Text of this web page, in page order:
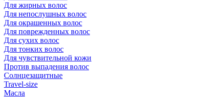
Для жирных волос
Для непослушных волос
Для окрашенных волос
Для поврежденных волос
Для сухих волос
Для тонких волос
Для чувствительной кожи
Против выпадения волос
Солнцезащитные
Travel-size
Масла